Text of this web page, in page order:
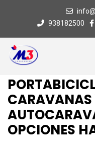
938182500
CARAVANAS
OPCIONES